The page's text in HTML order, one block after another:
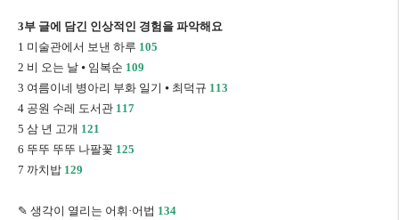
3부 글에 담긴 인상적인 경험을 파악해요
1 미술관에서 보낸 하루 105
2 비 오는 날 ⦁ 임복순 109
3 여름이네 병아리 부화 일기 ⦁ 최덕규 113
4 공원 수레 도서관 117
5 삼 년 고개 121
6 뚜뚜 뚜뚜 나팔꽃 125
7 까치밥 129
✎ 생각이 열리는 어휘 ·어법 134